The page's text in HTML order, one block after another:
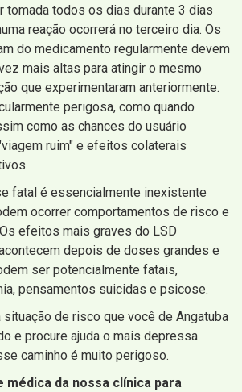
todos os dias durante 3 dias
reação ocorrerá no terceiro dia. Os
do medicamento regularmente devem
mais altas para atingir o mesmo
que experimentaram anteriormente.
perigosa, como quando
como as chances do usuário
ruim" e efeitos colaterais
fatal é essencialmente inexistente
ocorrer comportamentos de risco e
efeitos mais graves do LSD
depois de doses grandes e
ser potencialmente fatais,
pensamentos suicidas e psicose.
situação de risco que você de Angatuba
e procure ajuda o mais depressa
caminho é muito perigoso.
médica da nossa clínica para